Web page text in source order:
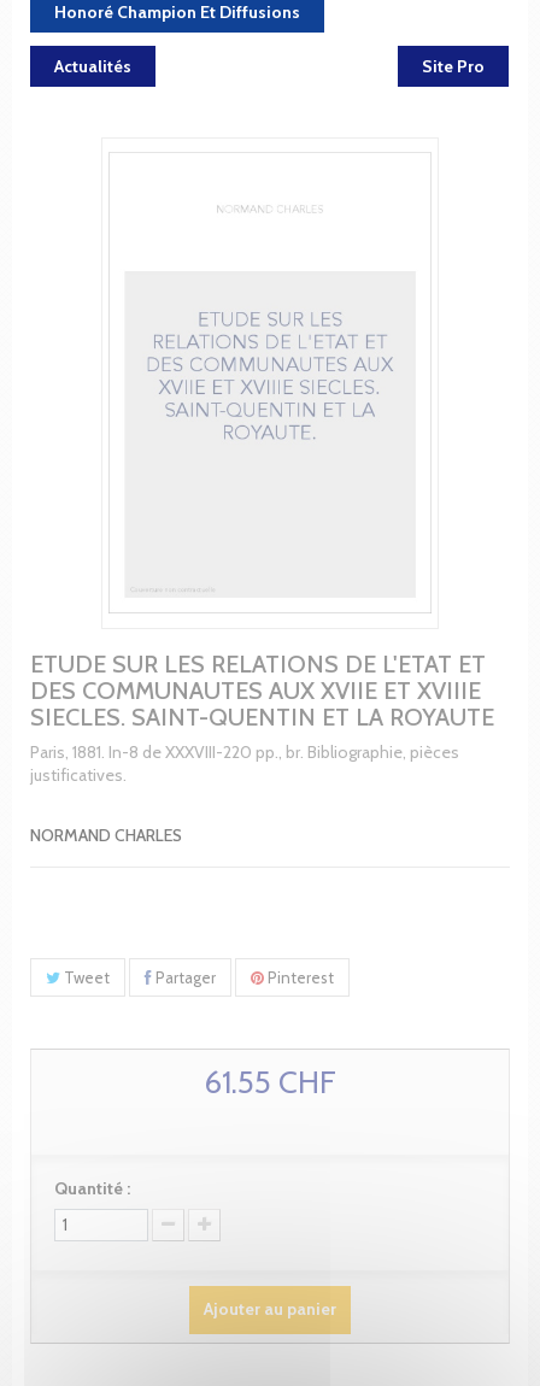
Honoré Champion Et Diffusions
Actualités Site Pro
ETUDE SUR LES RELATIONS DE L'ETAT ET
DES COMMUNAUTES AUX XVIIE ET XVIIIE
SIECLES. SAINT-QUENTIN ET LA ROYAUTE
Paris, 1881. In-8 de XXXVIII-220 pp., br. Bibliographie, pièces
justificatives.
NORMAND CHARLES
Tweet Partager Pinterest
61.55 CHF
Quantité :
Ajouter au panier